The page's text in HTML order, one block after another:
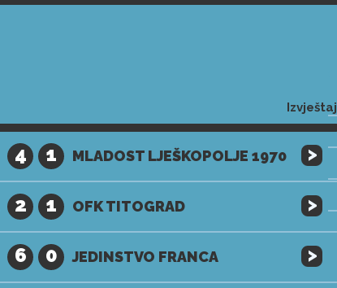
Izvještaj
4 1 MLADOST LJEŠKOPOLJE 1970 >
2 1 OFK TITOGRAD >
6 0 JEDINSTVO FRANCA >